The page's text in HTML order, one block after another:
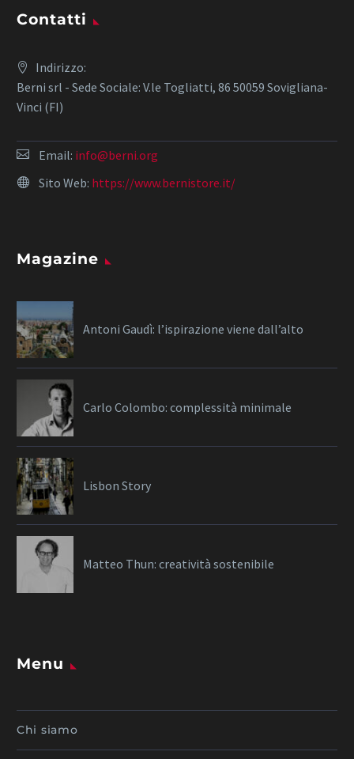
Contatti
Indirizzo:
Berni srl - Sede Sociale: V.le Togliatti, 86 50059 Sovigliana-
Vinci (FI)
Email: info@berni.org
Sito Web: https://www.bernistore.it/
Magazine
Antoni Gaudì: l’ispirazione viene dall’alto
Carlo Colombo: complessità minimale
Lisbon Story
Matteo Thun: creatività sostenibile
Menu
Chi siamo